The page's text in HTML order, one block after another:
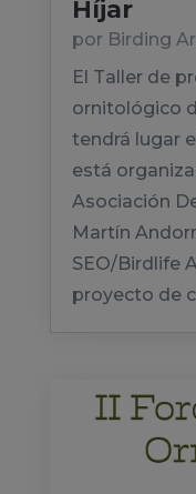
Híjar
por Birding
El Taller de
ornitológico
tendrá lugar
está
Asociación
Martín
SEO/Birdlife
proyecto de